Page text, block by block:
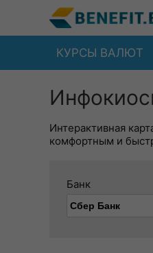
КУРСЫ ВАЛЮТ
Интерактивная
комфортным и
Банк